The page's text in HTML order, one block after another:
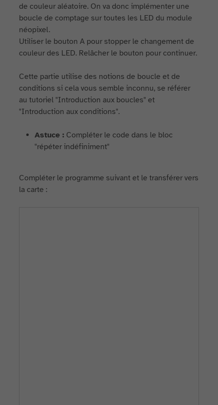
de couleur aléatoire. On va donc implémenter une
boucle de comptage sur toutes les LED du module
néopixel.
Utiliser le bouton A pour stopper le changement de
couleur des LED. Relâcher le bouton pour continuer.
Cette partie utilise des notions de boucle et de
conditions si cela vous semble inconnu, se référer
au tutoriel "Introduction aux boucles" et
"Introduction aux conditions".
Astuce : Compléter le code dans le bloc
"répéter indéfiniment"
Compléter le programme suivant et le transférer vers
la carte :